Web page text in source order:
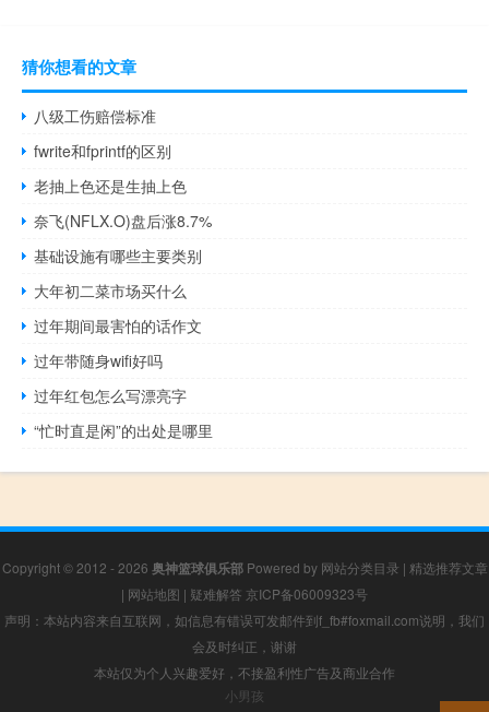
猜你想看的文章
八级工伤赔偿标准
fwrite和fprintf的区别
老抽上色还是生抽上色
奈飞(NFLX.O)盘后涨8.7%
基础设施有哪些主要类别
大年初二菜市场买什么
过年期间最害怕的话作文
过年带随身wifi好吗
过年红包怎么写漂亮字
“忙时直是闲”的出处是哪里
Copyright © 2012 - 2026 奥神篮球俱乐部Powered by 网站分类目录 | 精选推荐文章
| 网站地图 | 疑难解答 京ICP备06009323号
声明：本站内容来自互联网，如信息有错误可发邮件到f_fb#foxmail.com说明，我们
会及时纠正，谢谢
本站仅为个人兴趣爱好，不接盈利性广告及商业合作
小男孩